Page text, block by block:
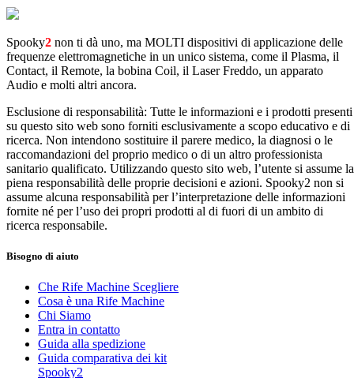
Spooky2 non ti dà uno, ma MOLTI dispositivi di applicazione delle
frequenze elettromagnetiche in un unico sistema, come il Plasma, il
Contact, il Remote, la bobina Coil, il Laser Freddo, un apparato
Audio e molti altri ancora.
Esclusione di responsabilità: Tutte le informazioni e i prodotti presenti
su questo sito web sono forniti esclusivamente a scopo educativo e di
ricerca. Non intendono sostituire il parere medico, la diagnosi o le
raccomandazioni del proprio medico o di un altro professionista
sanitario qualificato. Utilizzando questo sito web, l’utente si assume la
piena responsabilità delle proprie decisioni e azioni. Spooky2 non si
assume alcuna responsabilità per l’interpretazione delle informazioni
fornite né per l’uso dei propri prodotti al di fuori di un ambito di
ricerca responsabile.
Bisogno di aiuto
Che Rife Machine Scegliere
Cosa è una Rife Machine
Chi Siamo
Entra in contatto
Guida alla spedizione
Guida comparativa dei kit
Spooky2